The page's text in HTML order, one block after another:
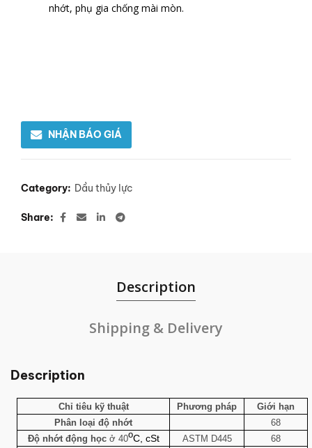
nhớt, phụ gia chống mài mòn.
NHẬN BÁO GIÁ
Category: Dầu thủy lực
Share
Description
Shipping & Delivery
Description
Chỉ tiêu kỹ thuật Phương pháp
Giới hạn
Phân loại độ nhớt
68
Độ nhớt động họcở 40oC, cSt ASTM D445
68